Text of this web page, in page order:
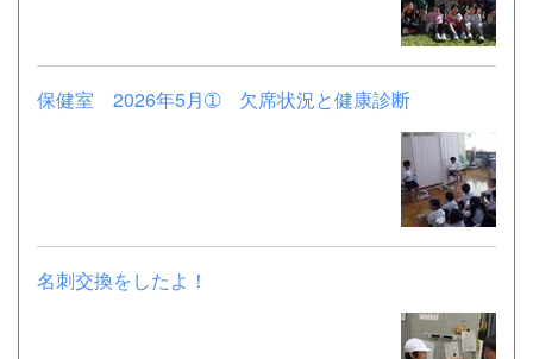
保健室 2026年5月➀ 欠席状況と健康診断
名刺交換をしたよ！